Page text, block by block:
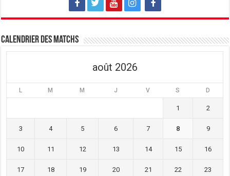
Calendrier des matchs
août 2026
L M M J V S D
1 2
3 4 5 6 7 8 9
10 11 12 13 14 15 16
17 18 19 20 21 22 23